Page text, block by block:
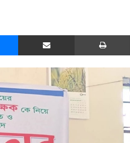
Messenger Share via Email